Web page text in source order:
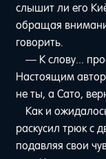
слышит ли его
обращая
говорить.
— К слову...
Настоящим
не ты, а Сато,
Как и
раскусил трюк с
подавляя свои